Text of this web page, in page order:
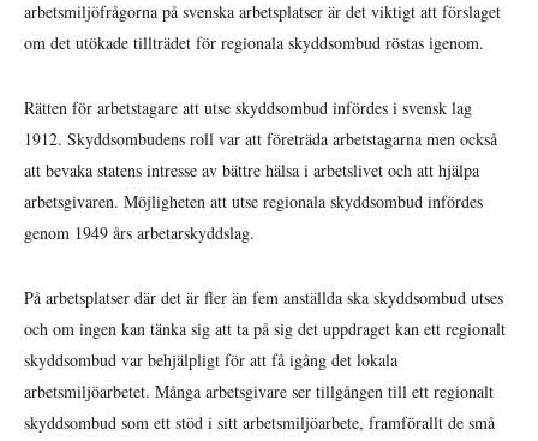
arbetsmiljöfrågorna på svenska arbetsplatser är det viktigt att förslaget
om det utökade tillträdet för regionala skyddsombud röstas igenom.
Rätten för arbetstagare att utse skyddsombud infördes i svensk lag
1912. Skyddsombudens roll var att företräda arbetstagarna men också
att bevaka statens intresse av bättre hälsa i arbetslivet och att hjälpa
arbetsgivaren. Möjligheten att utse regionala skyddsombud infördes
genom 1949 års arbetarskyddslag.
På arbetsplatser där det är fler än fem anställda ska skyddsombud utses
och om ingen kan tänka sig att ta på sig det uppdraget kan ett regionalt
skyddsombud var behjälpligt för att få igång det lokala
arbetsmiljöarbetet. Många arbetsgivare ser tillgången till ett regionalt
skyddsombud som ett stöd i sitt arbetsmiljöarbete, framförallt de små